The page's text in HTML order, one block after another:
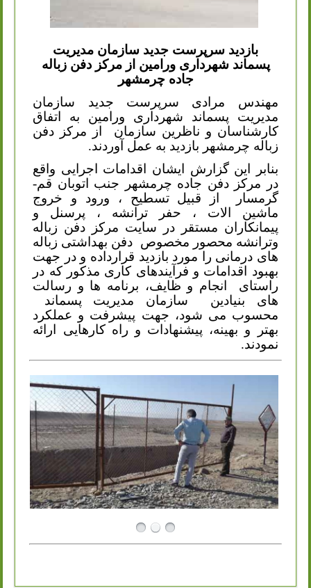
بازدید سرپرست جدید سازمان مدیریت
پسماند شهرداری ورامین از مرکز دفن زباله
جاده چرمشهر
مهندس مرادی سرپرست جدید سازمان
مدیریت پسماند شهرداری ورامین به اتفاق
کارشناسان و ناظرین سازمان
از مرکز دفن
زباله چرمشهر بازدید به عمل آوردند.
بنابر این گزارش ایشان اقدامات اجرایی واقع
در مرکز دفن جاده چرمشهر جنب اتوبان قم-
گرمسار
از قبیل تسطیح ، ورود و خروج
ماشین الات ، حفر ترانشه ، پرسنل و
پیمانکاران مستقر در سایت مرکز دفن زباله
وترانشه محصور مخصوص دفن بهداشتی زباله
های درمانی را مورد بازدید قرارداده و در جهت
بهبود اقدامات و فرآیندهای کاری مذکور که در
راستای
انجام و ظایف، برنامه ها و رسالت
های بنیادین
سازمان مدیریت پسماند
محسوب می شود، جهت پیشرفت و عملکرد
بهتر و بهینه، پیشنهادات و راه کارهایی ارائه
نمودند.